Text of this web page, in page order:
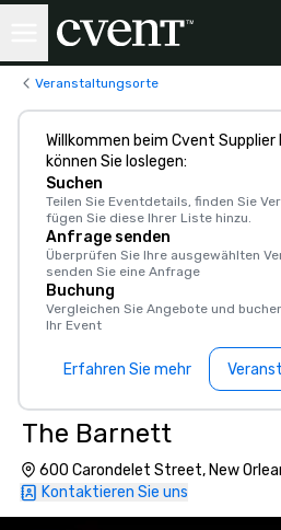
Veranstaltungsorte
Willkommen beim Cvent Supplier
können Sie loslegen:
Suchen
Teilen Sie Eventdetails, finden Sie
fügen Sie diese Ihrer Liste hinzu.
Anfrage senden
Überprüfen Sie Ihre ausgewählten
senden Sie eine Anfrage
Buchung
Vergleichen Sie Angebote und
Ihr Event
Erfahren Sie mehr
The Barnett
600 Carondelet Street, New
Kontaktieren Sie uns